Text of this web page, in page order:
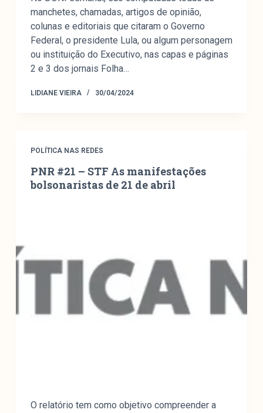
manchetes, chamadas, artigos de opinião,
colunas e editoriais que citaram o Governo
Federal, o presidente Lula, ou algum personagem
ou instituição do Executivo, nas capas e páginas
2 e 3 dos jornais Folha…
LIDIANE VIEIRA 30/04/2024
POLÍTICA NAS REDES
PNR #21 – STF As manifestações
bolsonaristas de 21 de abril
O relatório tem como objetivo compreender a